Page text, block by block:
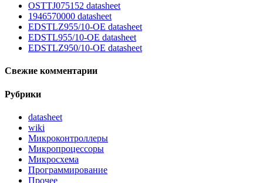
OSTTJ075152 datasheet
1946570000 datasheet
EDSTLZ955/10-OE datasheet
EDSTL955/10-OE datasheet
EDSTLZ950/10-OE datasheet
Свежие комментарии
Рубрики
datasheet
wiki
Микроконтроллеры
Микропроцессоры
Микросхема
Программирование
Прочее